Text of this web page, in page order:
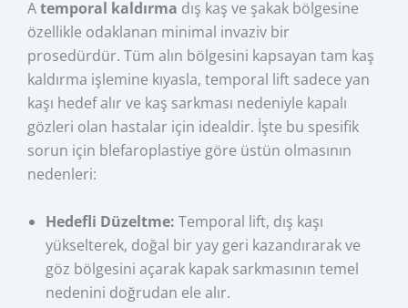
Atemporal kaldırma dış kaş ve şakak bölgesine
özellikle odaklanan minimal invaziv bir
prosedürdür. Tüm alın bölgesini kapsayan tam kaş
kaldırma işlemine kıyasla, temporal lift sadece yan
kaşı hedef alır ve kaş sarkması nedeniyle kapalı
gözleri olan hastalar için idealdir. İşte bu spesifik
sorun için blefaroplastiye göre üstün olmasının
nedenleri:
Hedefli Düzeltme: Temporal lift, dış kaşı
yükselterek, doğal bir yay geri kazandırarak ve
göz bölgesini açarak kapak sarkmasının temel
nedenini doğrudan ele alır.